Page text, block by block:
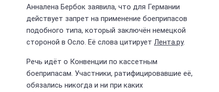
Анналена Бербок заявила, что для Германии
действует запрет на применение боеприпасов
подобного типа, который заключён немецкой
стороной в Осло. Её слова цитирует Лента.ру.
Речь идёт о Конвенции по кассетным
боеприпасам. Участники, ратифицировавшие её,
обязались никогда и ни при каких